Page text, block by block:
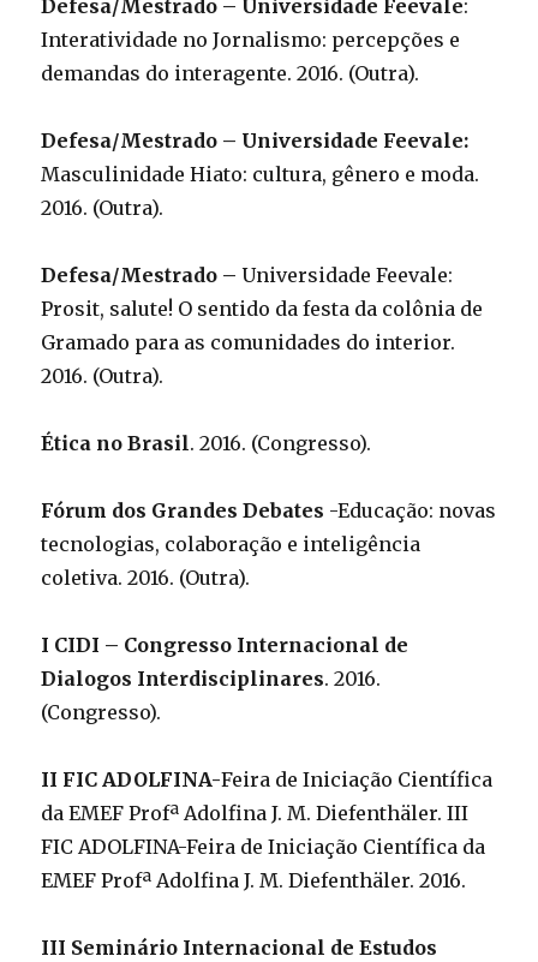
Defesa/Mestrado – Universidade Feevale:
Interatividade no Jornalismo: percepções e
demandas do interagente. 2016. (Outra).
Defesa/Mestrado – Universidade Feevale:
Masculinidade Hiato: cultura, gênero e moda.
2016. (Outra).
Defesa/Mestrado –Universidade Feevale:
Prosit, salute! O sentido da festa da colônia de
Gramado para as comunidades do interior.
2016. (Outra).
Ética no Brasil. 2016. (Congresso).
Fórum dos Grandes Debates -Educação: novas
tecnologias, colaboração e inteligência
coletiva. 2016. (Outra).
I CIDI – Congresso Internacional de
Dialogos Interdisciplinares. 2016.
(Congresso).
II FIC ADOLFINA-Feira de Iniciação Científica
da EMEF Profª Adolfina J. M. Diefenthäler. III
FIC ADOLFINA-Feira de Iniciação Científica da
EMEF Profª Adolfina J. M. Diefenthäler. 2016.
III Seminário Internacional de Estudos